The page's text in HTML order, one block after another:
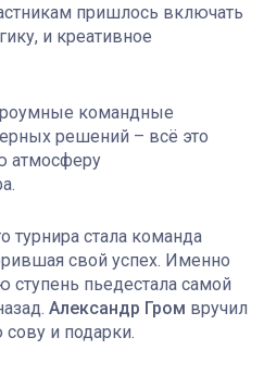
пришлось включать
и креативное
командные
решений – всё это
атмосферу
турнира стала команда
свой успех. Именно
пьедестала самой
Александр Гром вручил
и подарки.